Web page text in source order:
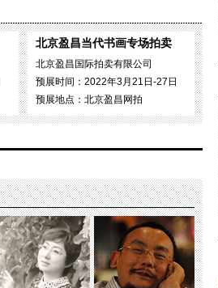
北京盈昌当代书画专场拍卖
北京盈昌国际拍卖有限公司
预展时间：2022年3月21日-27日
预展地点：北京盈昌网拍